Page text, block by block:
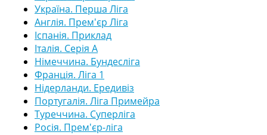
Україна. Перша Ліга
Англія. Прем'єр Ліга
Іспанія. Приклад
Італія. Серія А
Німеччина. Бундесліга
Франція. Ліга 1
Нідерланди. Ередивіз
Португалія. Ліга Примейра
Туреччина. Суперліга
Росія. Прем'єр-ліга